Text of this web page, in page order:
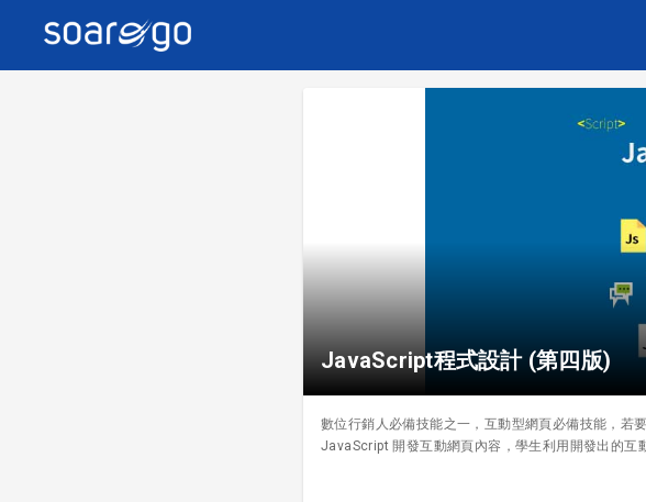
JavaScript程式設計 (第四版)
數位行銷人必備技能之一，互動型網頁必備技能，若
JavaScript 開發互動網頁內容，學生利用開發出的互